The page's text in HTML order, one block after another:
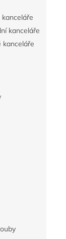
kanceláře
kanceláře